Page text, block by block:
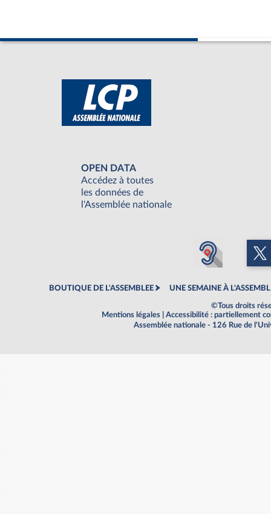
OPEN DATA
Accédez à toutes
les données de
l'Assemblée nationale
BOUTIQUE DE L'ASSEMBLEE UNE SEMAINE À
©Tous droits
Mentions légales
Accessibilité : partiellement
Assemblée nationale - 126 Rue de